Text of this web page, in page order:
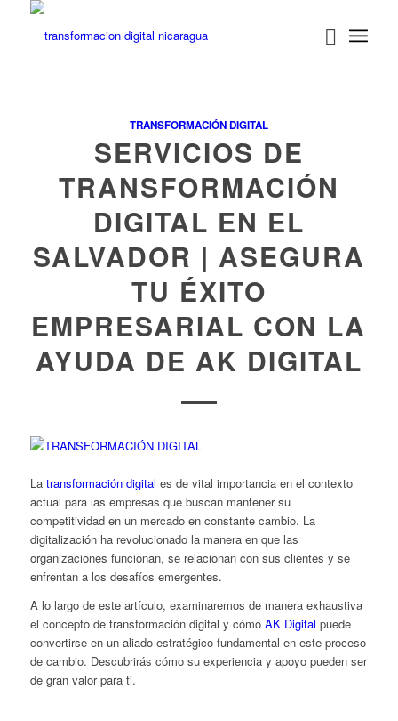
TRANSFORMACIÓN DIGITAL
SERVICIOS DE
TRANSFORMACIÓN
DIGITAL EN EL
SALVADOR | ASEGURA
TU ÉXITO
EMPRESARIAL CON LA
AYUDA DE AK DIGITAL
La transformación digital es de vital importancia en el contexto
actual para las empresas que buscan mantener su
competitividad en un mercado en constante cambio. La
digitalización ha revolucionado la manera en que las
organizaciones funcionan, se relacionan con sus clientes y se
enfrentan a los desafíos emergentes.
A lo largo de este artículo, examinaremos de manera exhaustiva
el concepto de transformación digital y cómo AK Digital puede
convertirse en un aliado estratégico fundamental en este proceso
de cambio. Descubrirás cómo su experiencia y apoyo pueden ser
de gran valor para ti.